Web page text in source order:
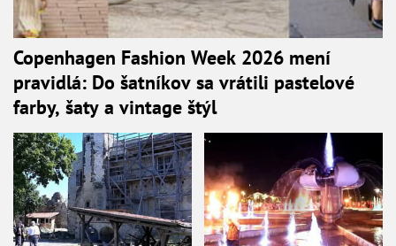
Copenhagen Fashion Week 2026 mení
pravidlá: Do šatníkov sa vrátili pastelové
farby, šaty a vintage štýl